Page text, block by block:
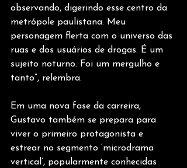
observando, digerindo esse centro da
metrópole paulistana. Meu
personagem flerta com o universo das
ruas e dos usuários de drogas. É um
sujeito noturno. Foi um mergulho e
tanto”, relembra.
Em uma nova fase da carreira,
Gustavo também se prepara para
viver o primeiro protagonista e
estrear no segmento ‘microdrama
vertical’, popularmente conhecidas